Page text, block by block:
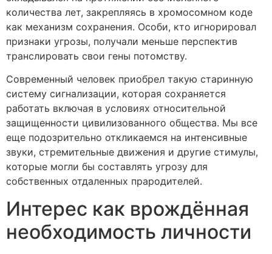
количества лет, закрепляясь в хромосомном коде
как механизм сохранения. Особи, кто игнорировал
признаки угрозы, получали меньше перспектив
транслировать свои гены потомству.
Современный человек приобрел такую старинную
систему сигнализации, которая сохраняется
работать включая в условиях относительной
защищенности цивилизованного общества. Мы все
еще подозрительно откликаемся на интенсивные
звуки, стремительные движения и другие стимулы,
которые могли бы составлять угрозу для
собственных отдаленных прародителей.
Интерес как врождённая
необходимость личности